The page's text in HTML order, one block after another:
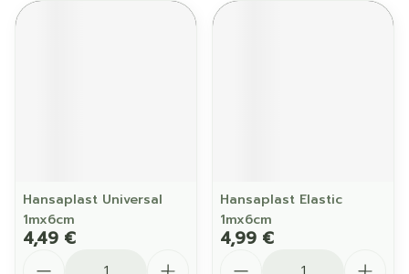
Hansaplast Universal
1mx6cm
4,49 €
Hansaplast Elastic
1mx6cm
4,99 €